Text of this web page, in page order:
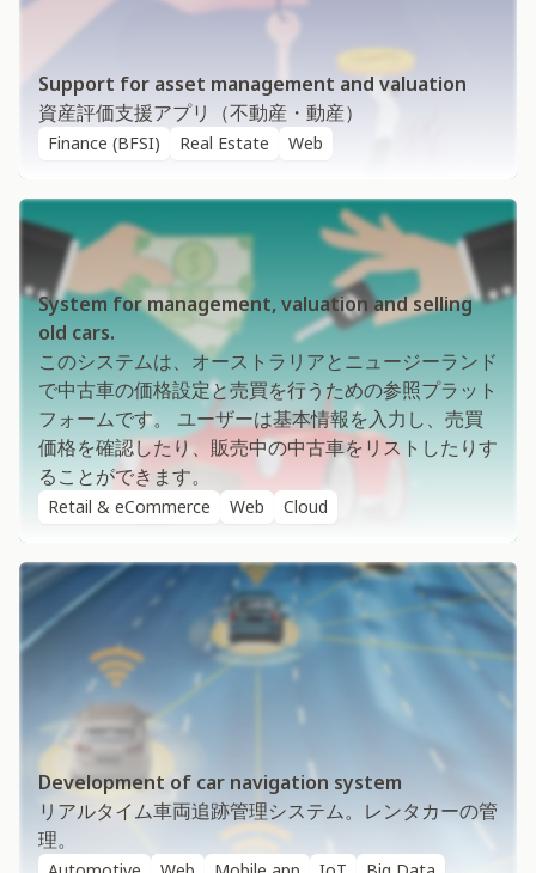
Support for asset management and valuation
資産評価支援アプリ（不動産・動産）
Finance (BFSI) Real Estate Web
System for management, valuation and selling
old cars.
このシステムは、オーストラリアとニュージーランド
で中古車の価格設定と売買を行うための参照プラット
フォームです。 ユーザーは基本情報を入力し、売買
価格を確認したり、販売中の中古車をリストしたりす
ることができます。
Retail & eCommerce Web Cloud
Development of car navigation system
リアルタイム車両追跡管理システム。レンタカーの管
理。